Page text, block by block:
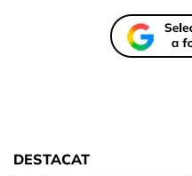
DESTACAT